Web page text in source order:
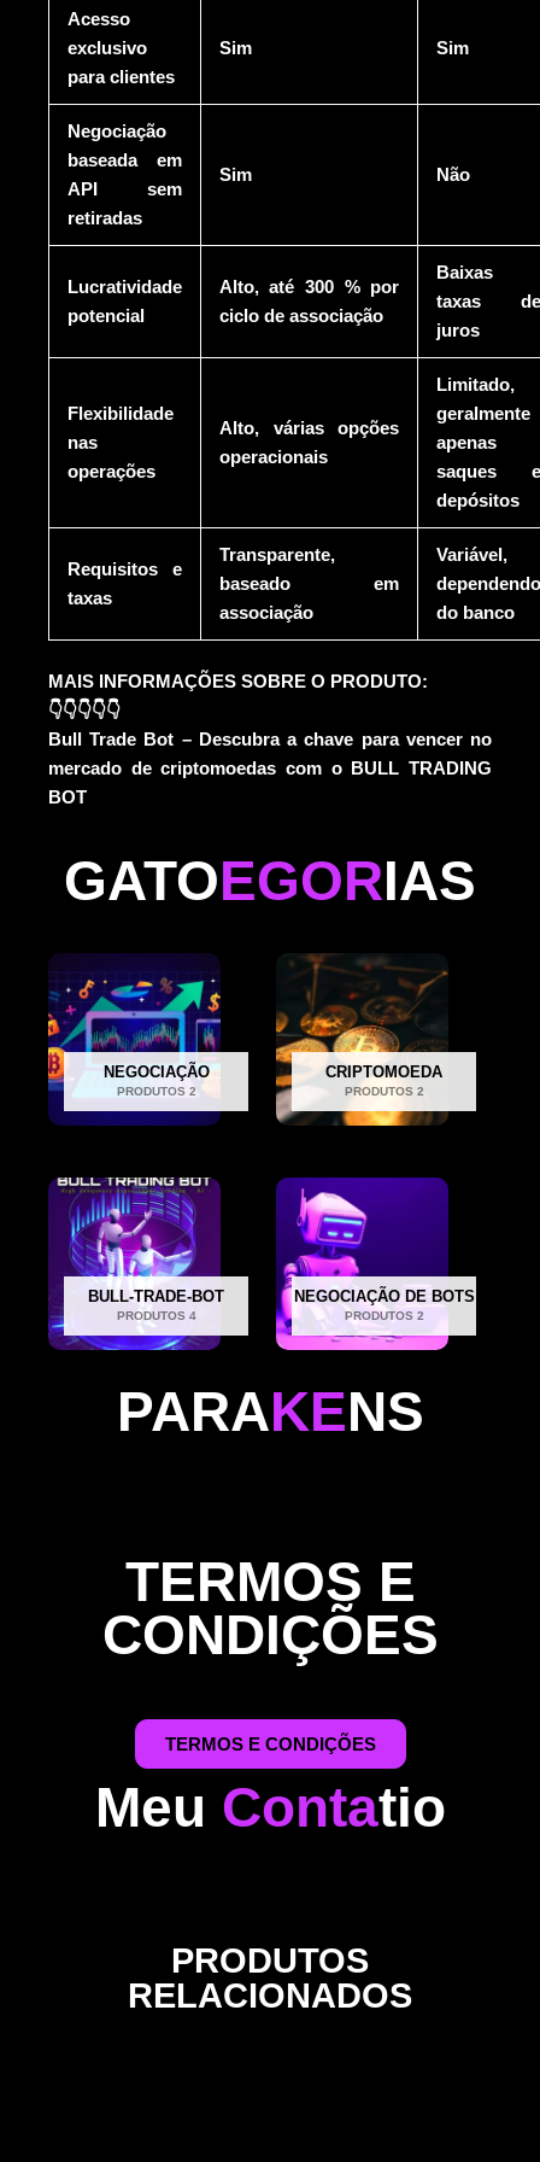
Acesso
exclusivo
para clientes
Sim Sim
Negociação
baseada em
API sem
retiradas
Sim Não
Lucratividade
potencial
Alto, até 300 % por
ciclo de associação
Baixas
taxas
juros
Flexibilidade
nas
operações
Alto, várias opções
operacionais
Limitado,
geralmente
apenas
saques
depósitos
Requisitos e
taxas
Transparente,
baseado em
associação
Variável,
dependendo
do banco
MAIS INFORMAÇÕES SOBRE O PRODUTO:
👇👇👇👇👇
Bull Trade Bot – Descubra a chave para vencer no
mercado de criptomoedas com o BULL TRADING
BOT
GATOEGORIAS
NEGOCIAÇÃO
PRODUTOS 2
CRIPTOMOEDA
PRODUTOS 2
BULL-TRADE-BOT
PRODUTOS 4
NEGOCIAÇÃO DE BOTS
PRODUTOS 2
PARAKENS
TERMOS E
CONDIÇÕES
TERMOS E CONDIÇÕES
Meu ContaTio
PRODUTOS
RELACIONADOS